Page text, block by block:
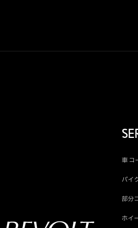
車 コ
バイ
部分
ホイ